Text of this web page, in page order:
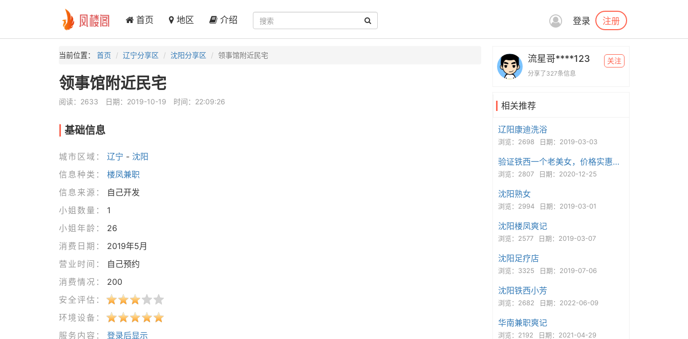
首页 地区 介绍 登录 注册
当前位置： 首页 辽宁分享区 沈阳分享区 领事馆附近民宅
领事馆附近民宅
阅读：2633 日期：2019-10-19 时间：22:09:26
基础信息
城市区域： 辽宁 - 沈阳
信息种类：
楼凤兼职
信息来源：
自己开发
小姐数量：
1
小姐年龄：
26
消费日期：
2019年5月
营业时间：
自己预约
消费情况：
200
安全评估：
环境设备：
服务内容：
登录后显示
流星哥****123
分享了327条信息
关注
相关推荐
辽阳康迪洗浴
浏览：2698 日期：2019-03-03
验证铁西一个老美女，价格实惠玩的开心！
浏览：2807 日期：2020-12-25
沈阳熟女
浏览：2994 日期：2019-03-01
沈阳楼凤爽记
浏览：2577 日期：2019-03-07
沈阳足疗店
浏览：3325 日期：2019-07-06
沈阳铁西小芳
浏览：2682 日期：2022-06-09
华南兼职爽记
浏览：2192 日期：2021-04-29